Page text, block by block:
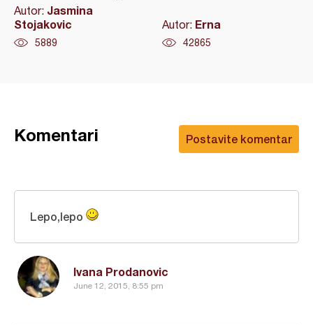
Autor: Jasmina
Stojakovic
5889
Autor: Erna
42865
Postavite komentar
Komentari
Ivana Prodanovic
June 12, 2015, 8:55 pm
Lepo,lepo